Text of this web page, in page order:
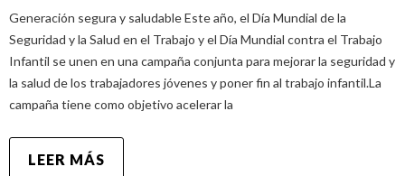
Generación segura y saludable Este año, el Día Mundial de la
Seguridad y la Salud en el Trabajo y el Día Mundial contra el Trabajo
Infantil se unen en una campaña conjunta para mejorar la seguridad y
la salud de los trabajadores jóvenes y poner fin al trabajo infantil.La
campaña tiene como objetivo acelerar la
LEER MÁS